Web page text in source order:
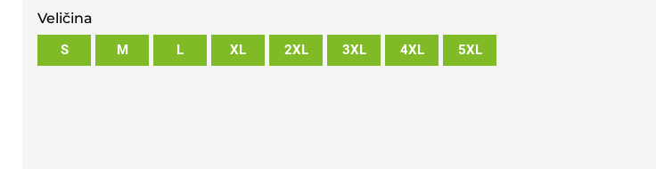
Veličina
S M L XL 2XL 3XL 4XL 5XL